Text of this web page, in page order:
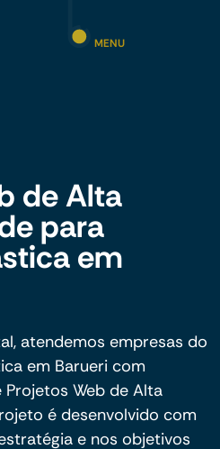
MENU
de Alta
para
em
atendemos empresas do
em Barueri com
Web de Alta
é desenvolvido com
e nos objetivos